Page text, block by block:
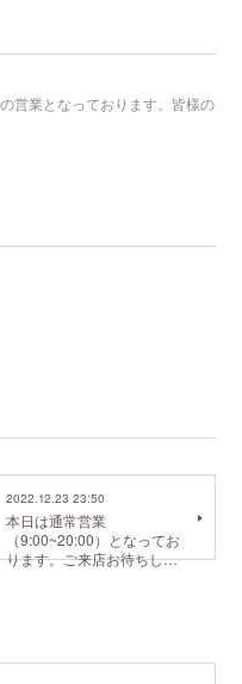
営業となっております。皆様の
2022.12.23 23:50
本日は通常営業
（9:00~20:00）となってお
ります。ご来店お待ちし…